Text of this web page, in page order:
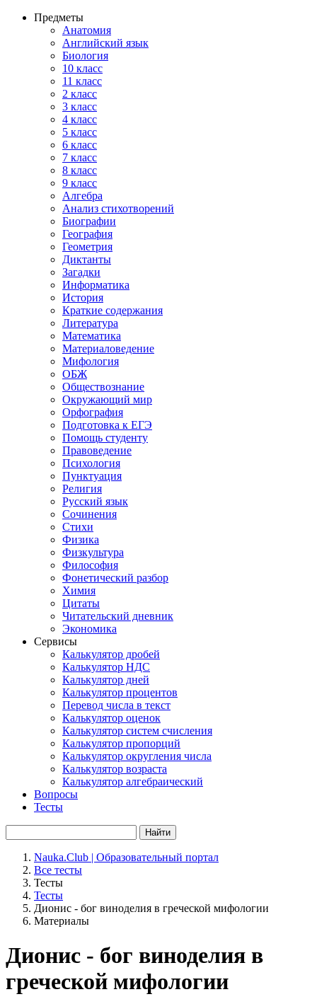
Предметы
Анатомия
Английский язык
Биология
10 класс
11 класс
2 класс
3 класс
4 класс
5 класс
6 класс
7 класс
8 класс
9 класс
Алгебра
Анализ стихотворений
Биографии
География
Геометрия
Диктанты
Загадки
Информатика
История
Краткие содержания
Литература
Математика
Материаловедение
Мифология
ОБЖ
Обществознание
Окружающий мир
Орфография
Подготовка к ЕГЭ
Помощь студенту
Правоведение
Психология
Пунктуация
Религия
Русский язык
Сочинения
Стихи
Физика
Физкультура
Философия
Фонетический разбор
Химия
Цитаты
Читательский дневник
Экономика
Сервисы
Калькулятор дробей
Калькулятор НДС
Калькулятор дней
Калькулятор процентов
Перевод числа в текст
Калькулятор оценок
Калькулятор систем счисления
Калькулятор пропорций
Калькулятор округления числа
Калькулятор возраста
Калькулятор алгебраический
Вопросы
Тесты
Найти
Nauka.Club | Образовательный портал
Все тесты
Тесты
Тесты
Дионис - бог виноделия в греческой мифологии
Материалы
Дионис - бог виноделия в
греческой мифологии